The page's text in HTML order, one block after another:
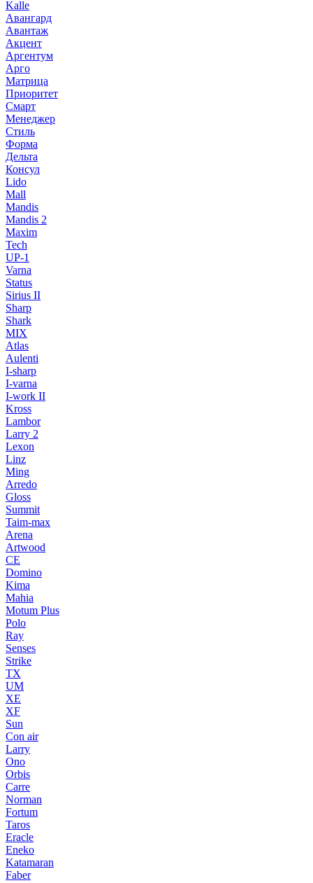
Kalle
Авангард
Авантаж
Акцент
Аргентум
Арго
Матрица
Приоритет
Смарт
Менеджер
Стиль
Форма
Дельта
Консул
Lido
Mall
Mandis
Mandis 2
Maxim
Tech
UP-1
Varna
Status
Sirius II
Sharp
Shark
MIX
Atlas
Aulenti
I-sharp
I-varna
I-work II
Kross
Lambor
Larry 2
Lexon
Linz
Ming
Arredo
Gloss
Summit
Taim-max
Arena
Artwood
CE
Domino
Kima
Mahia
Motum Plus
Polo
Ray
Senses
Strike
TX
UM
XE
XF
Sun
Con air
Larry
Ono
Orbis
Carre
Norman
Fortum
Taros
Eracle
Eneko
Katamaran
Faber